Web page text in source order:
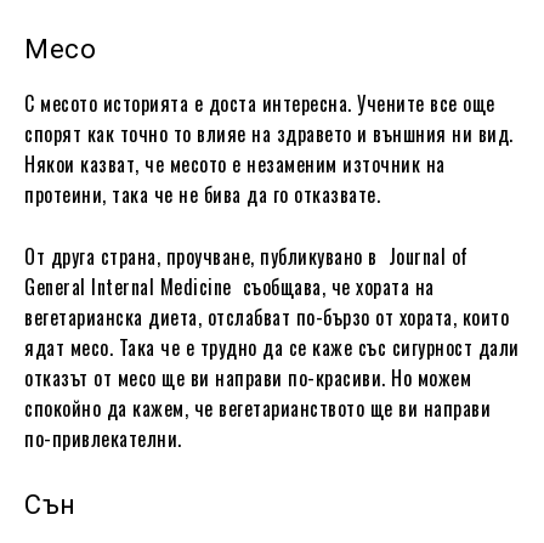
Месо
С месото историята е доста интересна. Учените все още
спорят как точно то влияе на здравето и външния ни вид.
Някои казват, че месото е незаменим източник на
протеини, така че не бива да го отказвате.
От друга страна, проучване, публикувано в Journal of
General Internal Medicine съобщава, че хората на
вегетарианска диета, отслабват по-бързо от хората, които
ядат месо. Така че е трудно да се каже със сигурност дали
отказът от месо ще ви направи по-красиви. Но можем
спокойно да кажем, че вегетарианството ще ви направи
по-привлекателни.
Сън